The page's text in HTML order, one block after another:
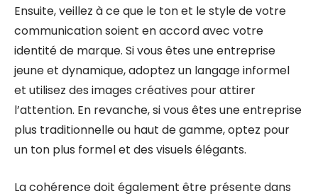
Ensuite, veillez à ce que le ton et le style de votre
communication soient en accord avec votre
identité de marque. Si vous êtes une entreprise
jeune et dynamique, adoptez un langage informel
et utilisez des images créatives pour attirer
l’attention. En revanche, si vous êtes une entreprise
plus traditionnelle ou haut de gamme, optez pour
un ton plus formel et des visuels élégants.
La cohérence doit également être présente dans